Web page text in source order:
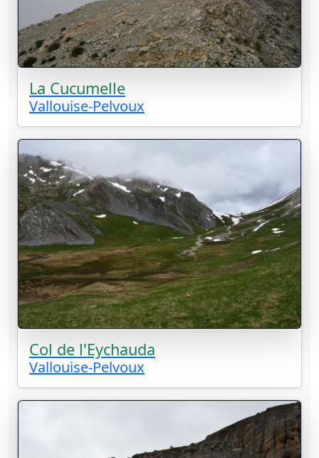
La Cucumelle
Vallouise-Pelvoux
Col de l'Eychauda
Vallouise-Pelvoux